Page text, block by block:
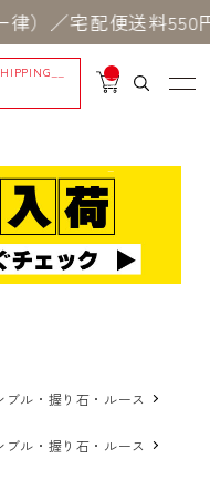
配便送料550円 ※
__
IT
_
ブル・握り石・ルース
ブル・握り石・ルース